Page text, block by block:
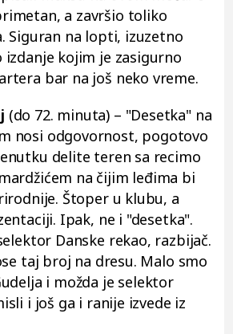
a završio toliko
Siguran na lopti, izuzetno
izdanje kojim je zasigurno
bar na još neko vreme.
(do 72. minuta) – "Desetka" na
nosi odgovornost, pogotovo
delite teren sa recimo
na čijim leđima bi
Štoper u klubu, a
Ipak, ne i "desetka".
Danske rekao, razbijač.
taj broj na dresu. Malo smo
i možda je selektor
i još ga i ranije izvede iz